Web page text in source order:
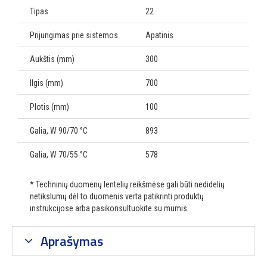
Tipas 22
Prijungimas prie sistemos Apatinis
Aukštis (mm) 300
Ilgis (mm) 700
Plotis (mm) 100
Galia, W 90/70 °C 893
Galia, W 70/55 °C 578
* Techninių duomenų lentelių reikšmėse gali būti nedidelių
netikslumų dėl to duomenis verta patikrinti produktų
instrukcijose arba pasikonsultuokite su mumis.
Aprašymas